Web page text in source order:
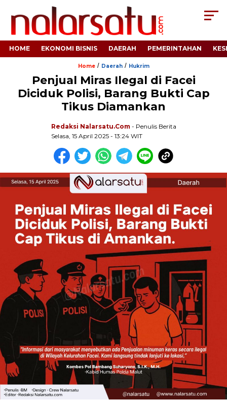
HOME EKONOMI BISNIS DAERAH PEMERINTAHAN
Home/ Daerah/ Hukrim
Penjual Miras Ilegal di Facei
Diciduk Polisi, Barang Bukti Cap
Tikus Diamankan
Redaksi Nalarsatu.com - Penulis Berita
Selasa, 15 April 2025 - 13:24 WIT